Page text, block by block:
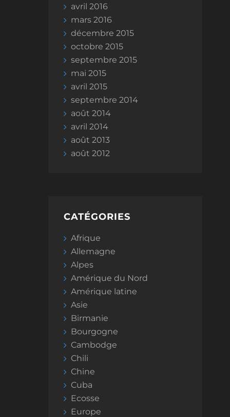
avril 2016
mars 2016
décembre 2015
octobre 2015
septembre 2015
mai 2015
avril 2015
septembre 2014
août 2014
avril 2014
août 2013
août 2012
CATÉGORIES
Afrique
Allemagne
Alpes
Amérique du Nord
Amérique latine
Asie
Birmanie
Bourgogne
Cambodge
Chili
Chine
Cuba
Ecosse
Europe